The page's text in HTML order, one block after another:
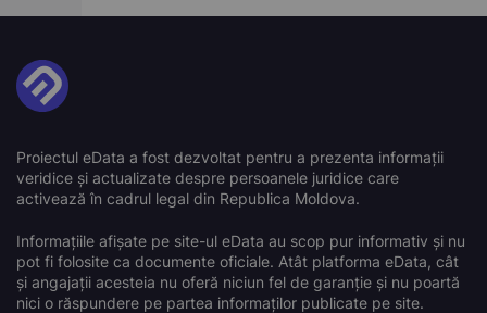
Proiectul eData a fost dezvoltat pentru a prezenta informații
veridice și actualizate despre persoanele juridice care
activează în cadrul legal din Republica Moldova.
Informațiile afișate pe site-ul eData au scop pur informativ și nu
pot fi folosite ca documente oficiale. Atât platforma eData, cât
și angajații acesteia nu oferă niciun fel de garanție și nu poartă
nici o răspundere pe partea informaților publicate pe site.